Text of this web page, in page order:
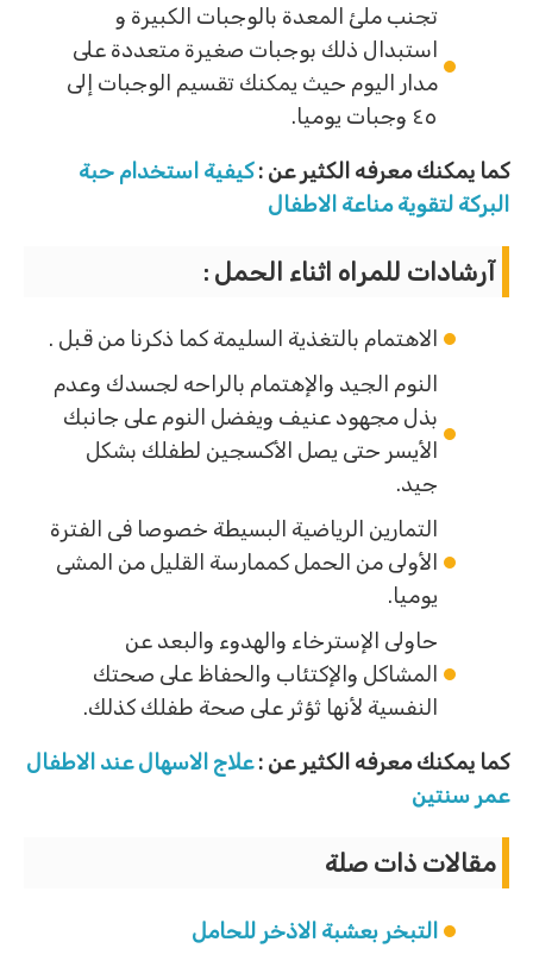
تجنب ملئ المعدة بالوجبات الكبيرة و
استبدال ذلك بوجبات صغيرة متعددة على
مدار اليوم حيث يمكنك تقسيم الوجبات إلى
٤٥ وجبات يوميا.
كما يمكنك معرفه الكثير عن :كيفية استخدام حبة
البركة لتقوية مناعة الاطفال
آرشادات للمراه اثناء الحمل :
الاهتمام بالتغذية السليمة كما ذكرنا من قبل .
النوم الجيد والإهتمام بالراحه لجسدك وعدم
بذل مجهود عنيف ويفضل النوم على جانبك
الأيسر حتى يصل الأكسجين لطفلك بشكل
جيد.
التمارين الرياضية البسيطة خصوصا فى الفترة
الأولى من الحمل كممارسة القليل من المشى
يوميا.
حاولى الإسترخاء والهدوء والبعد عن
المشاكل والإكتئاب والحفاظ على صحتك
النفسية لأنها ثؤثر على صحة طفلك كذلك.
كما يمكنك معرفه الكثير عن :علاج الاسهال عند الاطفال
عمر سنتين
مقالات ذات صلة
التبخر بعشبة الاذخر للحامل